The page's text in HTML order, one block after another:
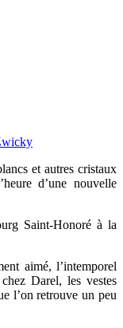
et autres cristaux
d’une nouvelle
Saint-Honoré à la
aimé, l’intemporel
Darel, les vestes
l’on retrouve un peu